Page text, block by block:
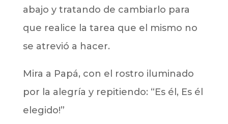
abajo y tratando de cambiarlo para
que realice la tarea que el mismo no
se atrevió a hacer.
Mira a Papá, con el rostro iluminado
por la alegría y repitiendo: “Es él, Es él
elegido!”